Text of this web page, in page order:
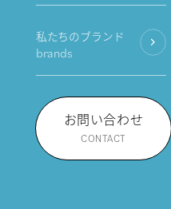
私たちのブランド
brands
お問い合わせ
CONTACT